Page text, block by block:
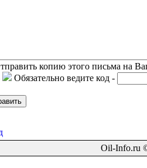
копию этого письма на
Обязательно ведите код -
Oil-Info.ru